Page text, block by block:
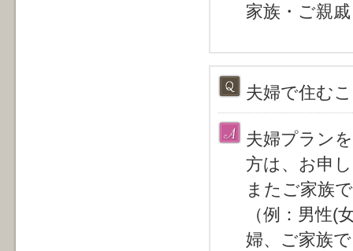
家族・ご親
夫婦で住む
夫婦プラン
方は、お申
またご家族
（例：男性(
婦、ご家族